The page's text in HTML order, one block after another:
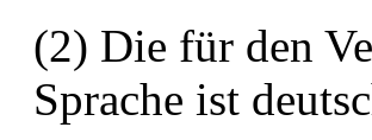
(2) Die für den
Sprache ist